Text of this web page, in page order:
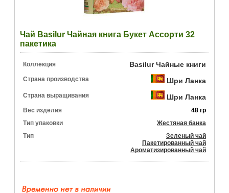
Чай Basilur Чайная книга Букет Ассорти 32
пакетика
Коллекция Basilur Чайные книги
Страна производства Шри Ланка
Страна выращивания Шри Ланка
Вес изделия
48 гр
Тип упаковки
Жестяная банка
Тип
Зеленый чай
Пакетированный чай
Ароматизированный чай